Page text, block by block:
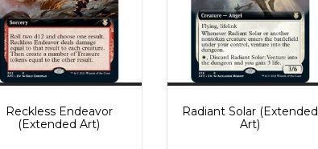
Reckless Endeavor
(Extended Art)
Radiant Solar (Extended
Art)